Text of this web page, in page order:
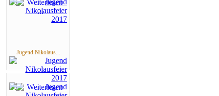
Jugend Nikolaus...